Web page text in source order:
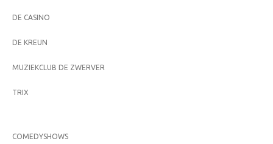
DE CASINO
DE KREUN
MUZIEKCLUB DE ZWERVER
TRIX
COMEDYSHOWS